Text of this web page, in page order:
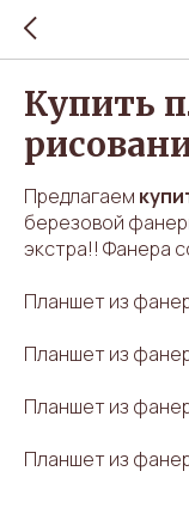
Купить
Предлагаем
березовой
экстра!! Фанера
Планшет из
Планшет из
Планшет из
Планшет из